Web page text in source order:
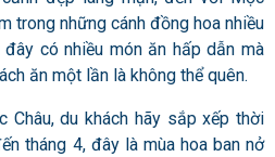
trong những cánh đồng hoa nhiều
có nhiều món ăn hấp dẫn mà
ăn một lần là không thể quên.
Châu, du khách hãy sắp xếp thời
tháng 4, đây là mùa hoa ban nở